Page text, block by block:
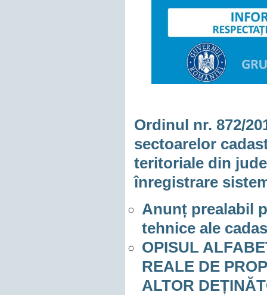
Ordinul nr. 872/
sectoarelor
teritoriale din
înregistrare
Anunț prealabil
tehnice ale
OPISUL
REALE DE
ALTOR